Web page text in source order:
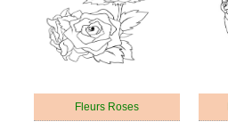
Fleurs Roses